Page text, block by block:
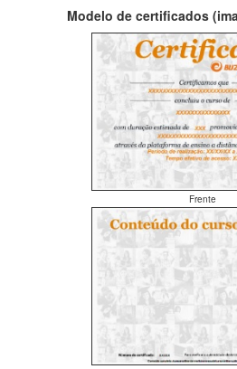
Modelo de certificados
Frente